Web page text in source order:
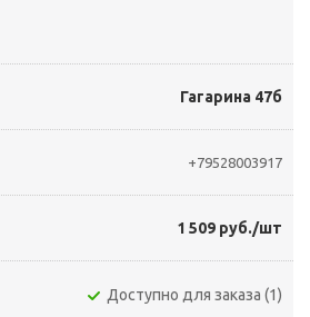
Гагарина 47б
+79528003917
1 509 руб./шт
Доступно для заказа (1)